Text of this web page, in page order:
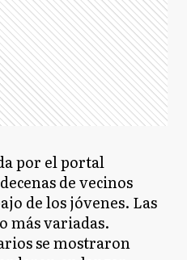
por el portal
de vecinos
de los jóvenes. Las
más variadas.
se mostraron